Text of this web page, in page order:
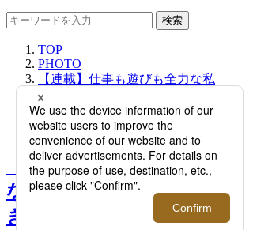
検索
TOP
PHOTO
【連載】仕事も遊びも全力な私
と、“伊勢丹”を思いっきり楽しんで
欲しい。メンズアテンダント 宮崎宇
史｜イセタンメンズスタッフプロフ
【連載】仕事も遊びも全力
な私と、“伊勢丹”を思いっ
きり楽しんで欲しい。メン